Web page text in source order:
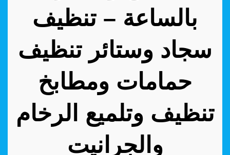
بالساعة – تنظيف
سجاد وستائر تنظيف
حمامات ومطابخ
تنظيف وتلميع الرخام
والجرانيت